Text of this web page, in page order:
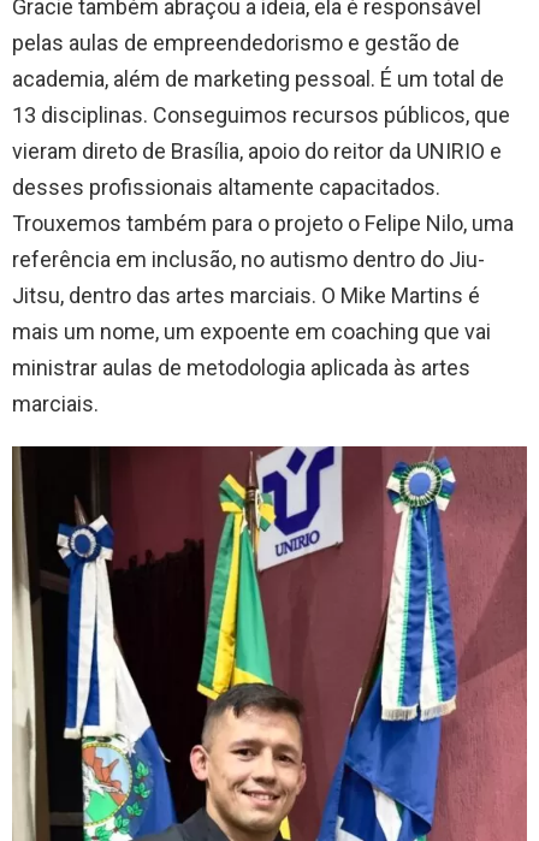
Gracie também abraçou a ideia, ela é responsável
pelas aulas de empreendedorismo e gestão de
academia, além de marketing pessoal. É um total de
13 disciplinas. Conseguimos recursos públicos, que
vieram direto de Brasília, apoio do reitor da UNIRIO e
desses profissionais altamente capacitados.
Trouxemos também para o projeto o Felipe Nilo, uma
referência em inclusão, no autismo dentro do Jiu-
Jitsu, dentro das artes marciais. O Mike Martins é
mais um nome, um expoente em coaching que vai
ministrar aulas de metodologia aplicada às artes
marciais.